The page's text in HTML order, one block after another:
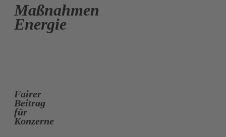
Maßnahmen
Energie
Fairer
Beitrag
für
Konzerne